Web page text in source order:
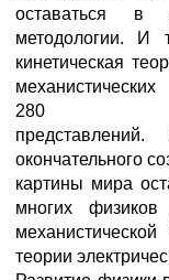
оставаться в
методологии. И
кинетическая
механистических
280
окончательного
картины мира
многих
теории